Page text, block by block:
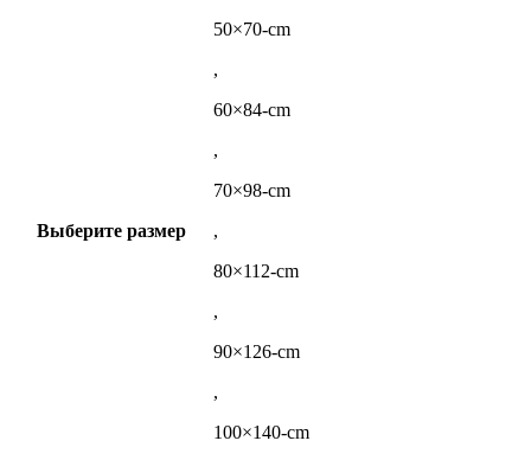
Выберите размер
50×70-cm
,
60×84-cm
,
70×98-cm
,
80×112-cm
,
90×126-cm
,
100×140-cm